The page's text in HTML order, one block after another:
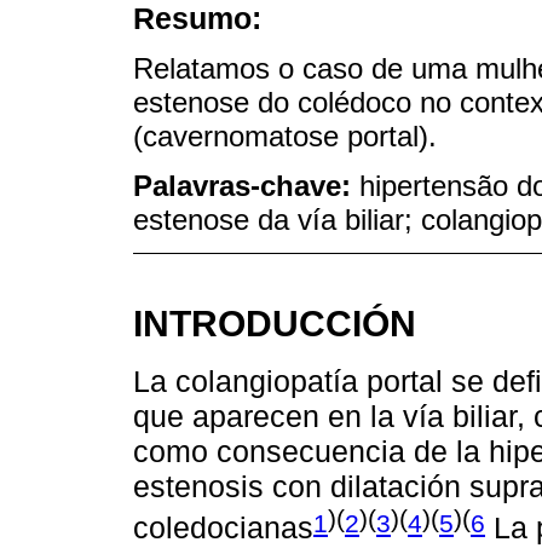
Resumo:
Relatamos o caso de uma
estenose do colédoco no
(cavernomatose portal).
Palavras-chave: hipertensão
estenose da vía biliar;
INTRODUCCIÓN
La colangiopatía portal se
que aparecen en la vía
como consecuencia de la
estenosis con dilatación
coledocianas1)(2)(3)(4)(5)(6 La